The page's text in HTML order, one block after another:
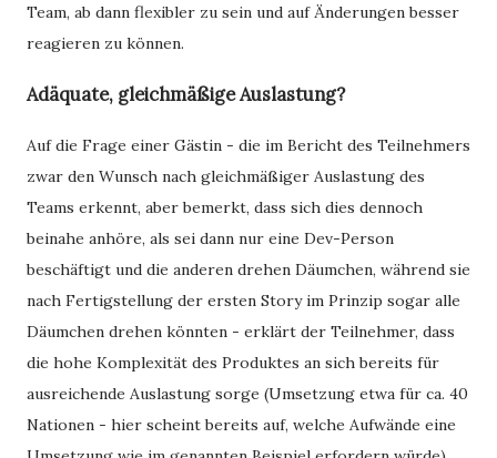
Team, ab dann flexibler zu sein und auf Änderungen besser
reagieren zu können.
Adäquate, gleichmäßige Auslastung?
Auf die Frage einer Gästin - die im Bericht des Teilnehmers
zwar den Wunsch nach gleichmäßiger Auslastung des
Teams erkennt, aber bemerkt, dass sich dies dennoch
beinahe anhöre, als sei dann nur eine Dev-Person
beschäftigt und die anderen drehen Däumchen, während sie
nach Fertigstellung der ersten Story im Prinzip sogar alle
Däumchen drehen könnten - erklärt der Teilnehmer, dass
die hohe Komplexität des Produktes an sich bereits für
ausreichende Auslastung sorge (Umsetzung etwa für ca. 40
Nationen - hier scheint bereits auf, welche Aufwände eine